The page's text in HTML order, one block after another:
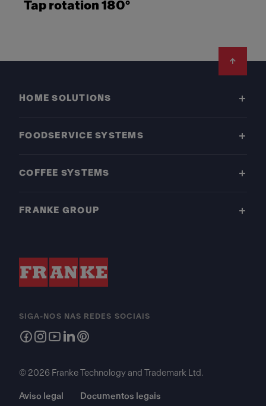
Tap rotation 180°
HOME SOLUTIONS
FOODSERVICE SYSTEMS
COFFEE SYSTEMS
FRANKE GROUP
SIGA-NOS NAS REDES SOCIAIS
© 2026 Franke Technology and Trademark Ltd.
Aviso legal Documentos legais